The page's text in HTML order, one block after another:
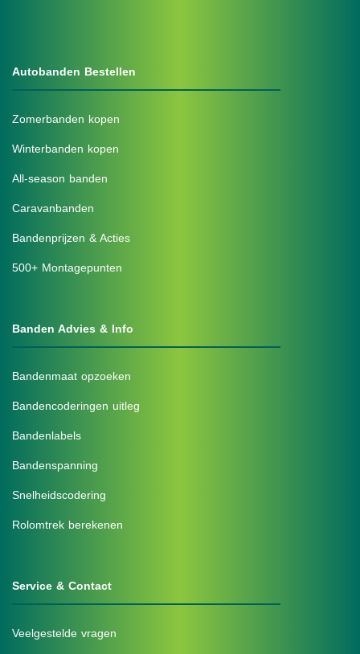
Autobanden Bestellen
Zomerbanden kopen
Winterbanden kopen
All-season banden
Caravanbanden
Bandenprijzen & Acties
500+ Montagepunten
Banden Advies & Info
Bandenmaat opzoeken
Bandencoderingen uitleg
Bandenlabels
Bandenspanning
Snelheidscodering
Rolomtrek berekenen
Service & Contact
Veelgestelde vragen